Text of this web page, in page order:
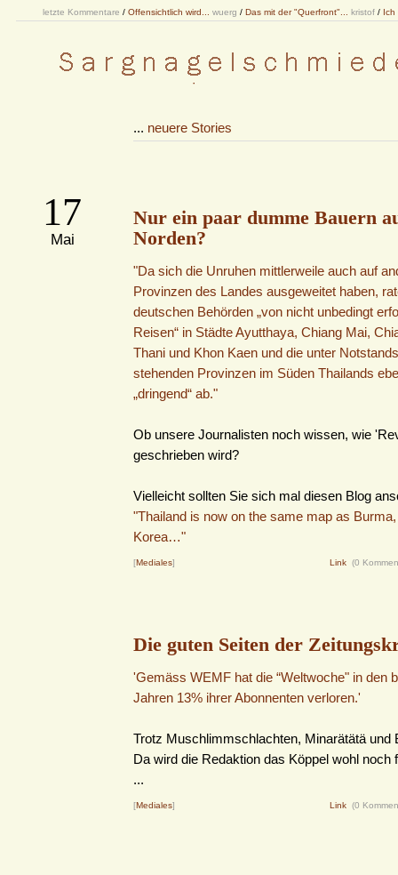
letzte Kommentare / Offensichtlich wird... wuerg / Das mit der "Querfront"... kristof / Ich
... neuere Stories
17
Mai
Nur ein paar dumme Bauern
Norden?
"Da sich die Unruhen mittlerweile auch auf
Provinzen des Landes ausgeweitet haben,
deutschen Behörden „von nicht unbedingt
Reisen“ in Städte Ayutthaya, Chiang Mai,
Thani und Khon Kaen und die unter
stehenden Provinzen im Süden Thailands
„dringend“ ab."
Ob unsere Journalisten noch wissen, wie
geschrieben wird?
Vielleicht sollten Sie sich mal diesen Blog
"Thailand is now on the same map as
Korea…"
[Mediales] Link (0
Die guten Seiten der
'Gemäss WEMF hat die “Weltwoche" in den
Jahren 13% ihrer Abonnenten verloren.'
Trotz Muschlimmschlachten, Minarätätä und
Da wird die Redaktion das Köppel wohl noch
...
[Mediales] Link (0